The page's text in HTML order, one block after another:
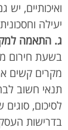
ואיכותיים, יש
יעילה
ג. התאמה
בשעת חירום
מקרים קשים
תנאי חשוב
לסיכום,
בדרישות העסק